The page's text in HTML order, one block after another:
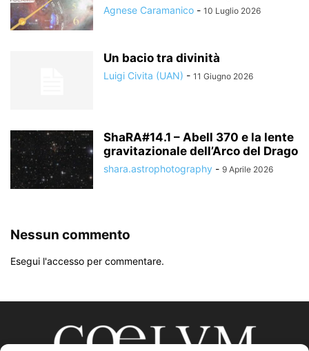
Agnese Caramanico - 10 Luglio 2026
Un bacio tra divinità
Luigi Civita (UAN) - 11 Giugno 2026
ShaRA#14.1 – Abell 370 e la lente
gravitazionale dell’Arco del Drago
shara.astrophotography - 9 Aprile 2026
Nessun commento
Esegui l'accesso per commentare.